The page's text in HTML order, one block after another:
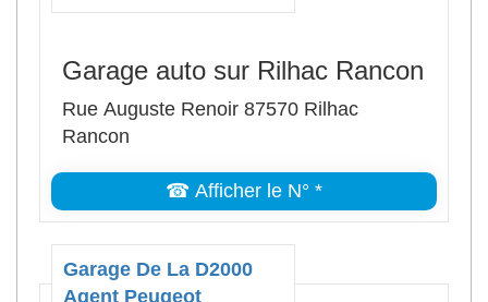
Garage auto sur Rilhac Rancon
Rue Auguste Renoir 87570 Rilhac
Rancon
☎ Afficher le N° *
Garage De La D2000
Agent Peugeot